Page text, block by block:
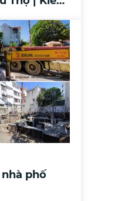
nhà phố